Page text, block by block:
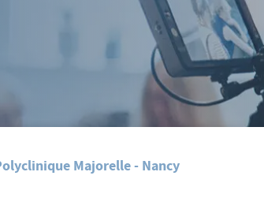
Majorelle - Nancy